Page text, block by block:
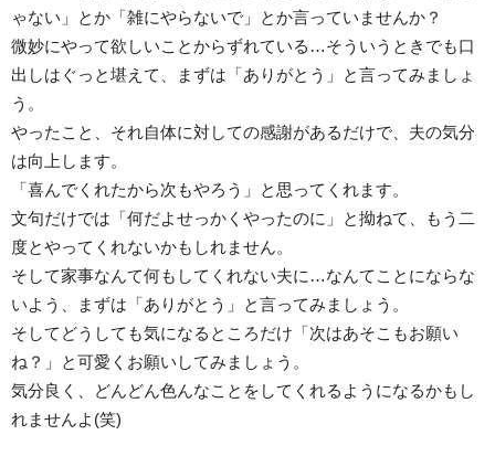
ゃない」とか「雑にやらないで」とか言っていませんか？
微妙にやって欲しいことからずれている…そういうときでも口
出しはぐっと堪えて、まずは「ありがとう」と言ってみましょ
う。
やったこと、それ自体に対しての感謝があるだけで、夫の気分
は向上します。
「喜んでくれたから次もやろう」と思ってくれます。
文句だけでは「何だよせっかくやったのに」と拗ねて、もう二
度とやってくれないかもしれません。
そして家事なんて何もしてくれない夫に…なんてことにならな
いよう、まずは「ありがとう」と言ってみましょう。
そしてどうしても気になるところだけ「次はあそこもお願い
ね？」と可愛くお願いしてみましょう。
気分良く、どんどん色んなことをしてくれるようになるかもし
れませんよ(笑)